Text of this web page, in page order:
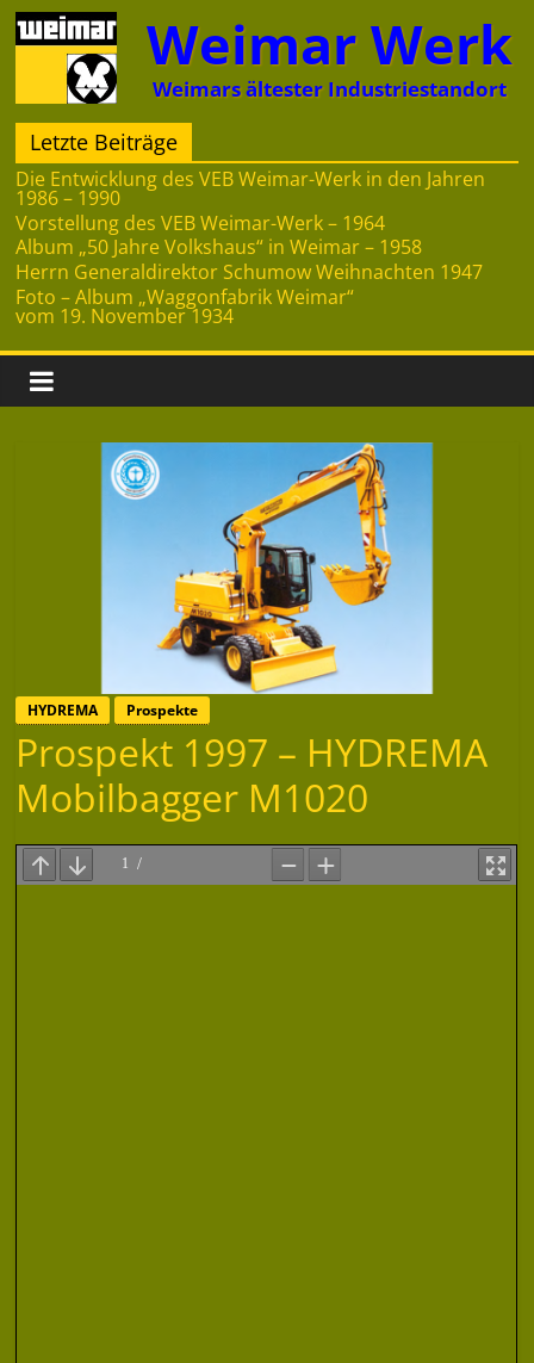
Zum
Inhalt
springen
Weimar Werk
Weimars ältester Industriestandort
Letzte Beiträge
Die Entwicklung des VEB Weimar-Werk in den Jahren
1986 – 1990
Vorstellung des VEB Weimar-Werk – 1964
Album „50 Jahre Volkshaus“ in Weimar – 1958
Herrn Generaldirektor Schumow Weihnachten 1947
Foto – Album „Waggonfabrik Weimar“
vom 19. November 1934
HYDREMA Prospekte
Prospekt 1997 – HYDREMA
Mobilbagger M1020